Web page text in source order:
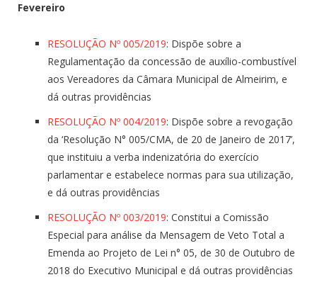
Fevereiro
RESOLUÇÃO Nº 005/2019: Dispõe sobre a
Regulamentação da concessão de auxílio-combustível
aos Vereadores da Câmara Municipal de Almeirim, e
dá outras providências
RESOLUÇÃO Nº 004/2019: Dispõe sobre a revogação
da ‘Resolução N° 005/CMA, de 20 de Janeiro de 2017’,
que instituiu a verba indenizatória do exercício
parlamentar e estabelece normas para sua utilização,
e dá outras providências
RESOLUÇÃO Nº 003/2019: Constitui a Comissão
Especial para análise da Mensagem de Veto Total a
Emenda ao Projeto de Lei n° 05, de 30 de Outubro de
2018 do Executivo Municipal e dá outras providências